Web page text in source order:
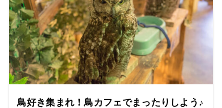
鳥好き集まれ！鳥カフェでまったりしよう♪